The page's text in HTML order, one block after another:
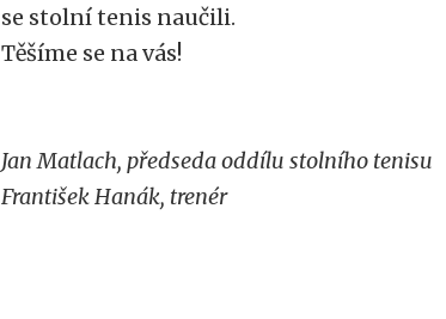
se stolní tenis naučili.
Těšíme se na vás!
Jan Matlach, předseda oddílu stolního tenisu
František Hanák, trenér